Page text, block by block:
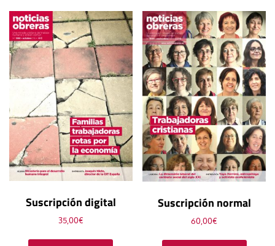
Suscripción digital
35,00€
Suscripción normal
60,00€